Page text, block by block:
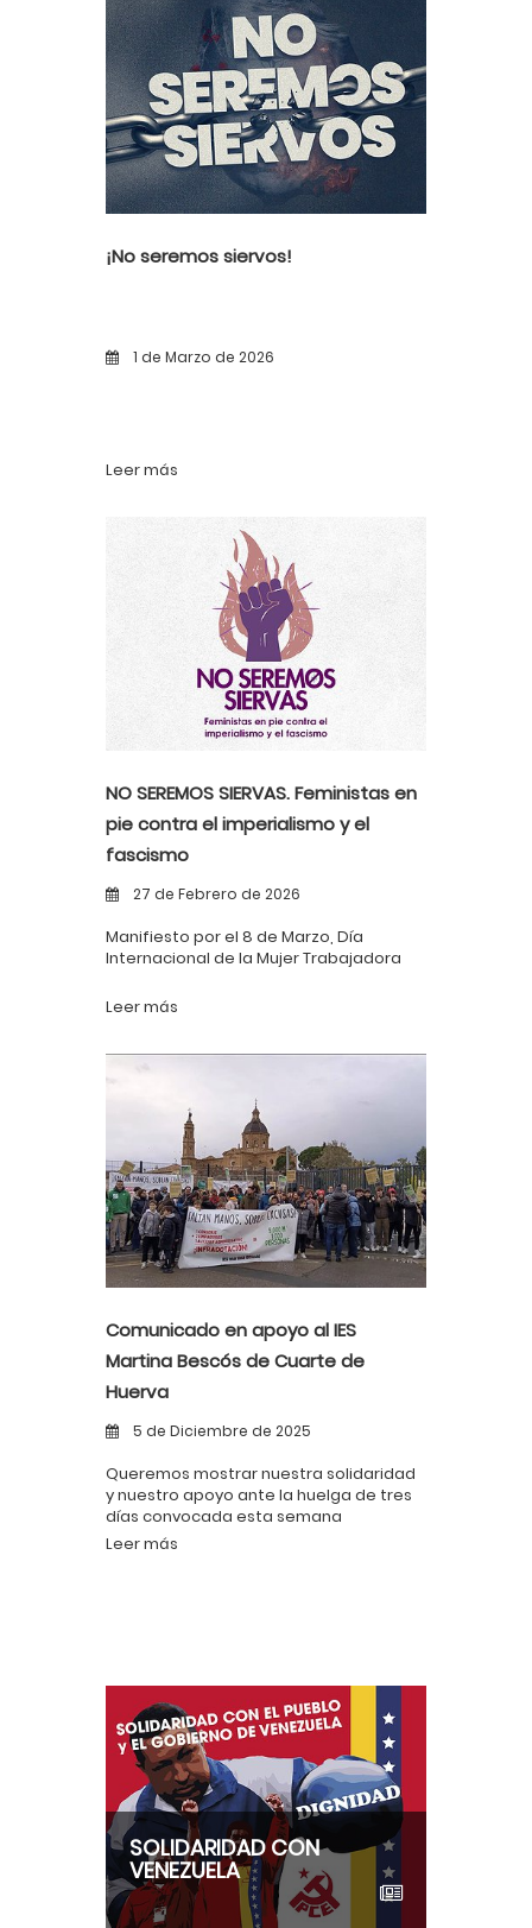
¡No seremos siervos!
1 de Marzo de 2026
Leer más
NO SEREMOS SIERVAS. Feministas en
pie contra el imperialismo y el
fascismo
27 de Febrero de 2026
Manifiesto por el 8 de Marzo, Día
Internacional de la Mujer Trabajadora
Leer más
Comunicado en apoyo al IES
Martina Bescós de Cuarte de
Huerva
5 de Diciembre de 2025
Queremos mostrar nuestra solidaridad
y nuestro apoyo ante la huelga de tres
días convocada esta semana
Leer más
SOLIDARIDAD CON
VENEZUELA